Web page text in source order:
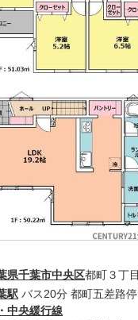
県千葉市中央区都町３丁目
駅 バス20分 都町五差路
中央緩行線